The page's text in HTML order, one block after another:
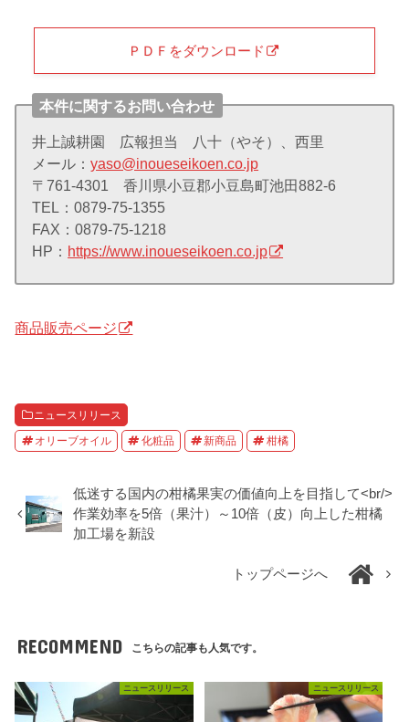
ＰＤＦをダウンロード
本件に関するお問い合わせ
井上誠耕園 広報担当 八十（やそ）、西里
メール：yaso@inoueseikoen.co.jp
〒761-4301 香川県小豆郡小豆島町池田882-6
TEL：0879-75-1355
FAX：0879-75-1218
HP： https://www.inoueseikoen.co.jp
商品販売ページ
ニュースリリース
オリーブオイル 化粧品 新商品 柑橘
低迷する国内の柑橘果実の価値向上を目指して<br/>
作業効率を5倍（果汁）～10倍（皮）向上した柑橘
加工場を新設
トップページへ
RECOMMEND こちらの記事も人気です。
ニュースリリース ニュースリリース